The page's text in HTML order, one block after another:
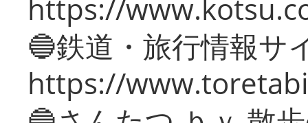
https://
🔵鉄道・旅行情報サ
https://